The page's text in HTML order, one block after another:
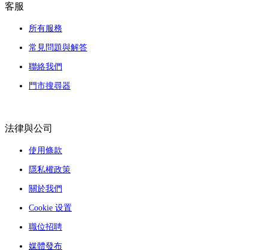
客服
所有服務
常見問題與解答
聯絡我們
門市搜尋器
法律與公司
使用條款
隱私權政策
關於我們
Cookie 设置
職位招聘
媒體發布